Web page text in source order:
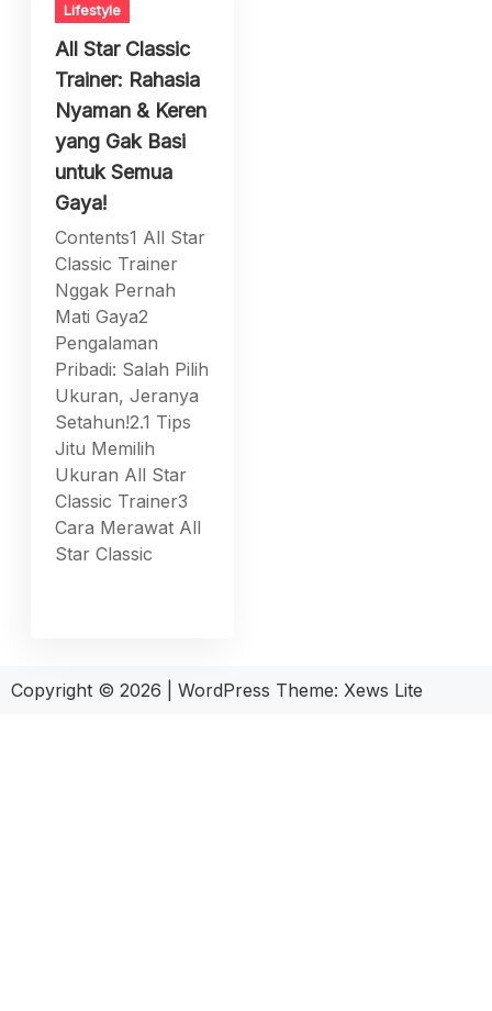
Lifestyle
All Star Classic
Trainer: Rahasia
Nyaman & Keren
yang Gak Basi
untuk Semua
Gaya!
Contents1 All Star
Classic Trainer
Nggak Pernah
Mati Gaya2
Pengalaman
Pribadi: Salah Pilih
Ukuran, Jeranya
Setahun!2.1 Tips
Jitu Memilih
Ukuran All Star
Classic Trainer3
Cara Merawat All
Star Classic
Copyright © 2026 WordPress Theme: Xews Lite